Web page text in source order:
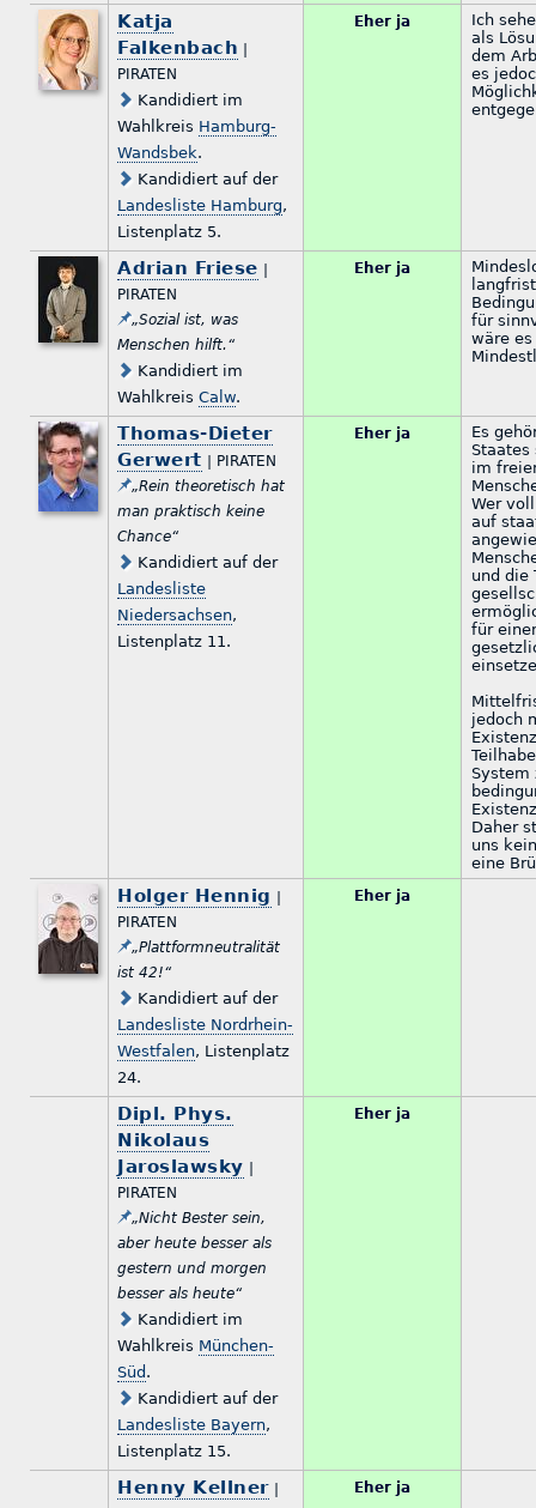
Katja
Falkenbach
PIRATEN
Kandidiert im
Wahlkreis Hamburg-
Wandsbek.
Kandidiert auf der
Landesliste Hamburg,
Listenplatz 5.
Eher ja
Ich
als
dem
es
Adrian Friese
PIRATEN
„Sozial ist, was
Menschen hilft.“
Kandidiert im
WahlkreisCalw.
Eher ja
für
wäre
Thomas-Dieter
Gerwert | PIRATEN
„Rein theoretisch hat
man praktisch keine
Chance“
Kandidiert auf der
Landesliste
Niedersachsen,
Listenplatz 11.
Eher ja
Es
Staates
im
Wer
auf
und die
für
jedoch
System
Daher
uns
eine
Holger Hennig
PIRATEN
„Plattformneutralität
ist 42!“
Kandidiert auf der
Landesliste Nordrhein-
Westfalen, Listenplatz
24.
Eher ja
Dipl. Phys.
Nikolaus
Jaroslawsky
PIRATEN
„Nicht Bester sein,
aber heute besser als
gestern und morgen
besser als heute“
Kandidiert im
Wahlkreis München-
Süd .
Kandidiert auf der
Landesliste Bayern,
Listenplatz 15.
Eher ja
Henny Kellner|
Eher ja